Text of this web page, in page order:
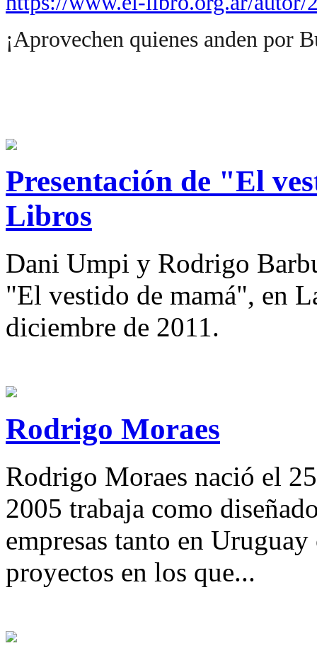
¡Aprovechen quienes anden por
Presentación de "El
Libros
Dani Umpi y Rodrigo
"El vestido de mamá", en
diciembre de 2011.
Rodrigo Moraes
Rodrigo Moraes nació el
2005 trabaja como
empresas tanto en
proyectos en los que...